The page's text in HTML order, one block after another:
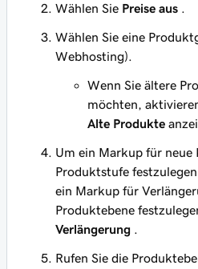
Wählen Sie Preise aus
Wählen Sie eine
Webhosting).
Wenn Sie ältere
möchten,
Alte Produkte
Um ein Markup für neue
Produktstufe
ein Markup für
Produktebene
Verlängerung
Rufen Sie die